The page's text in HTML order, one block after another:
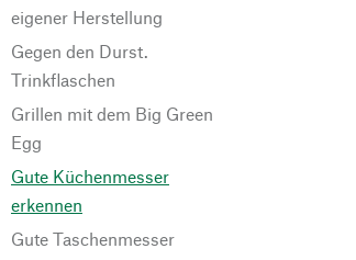
eigener Herstellung
Gegen den Durst.
Trinkflaschen
Grillen mit dem Big Green
Egg
Gute Küchenmesser
erkennen
Gute Taschenmesser